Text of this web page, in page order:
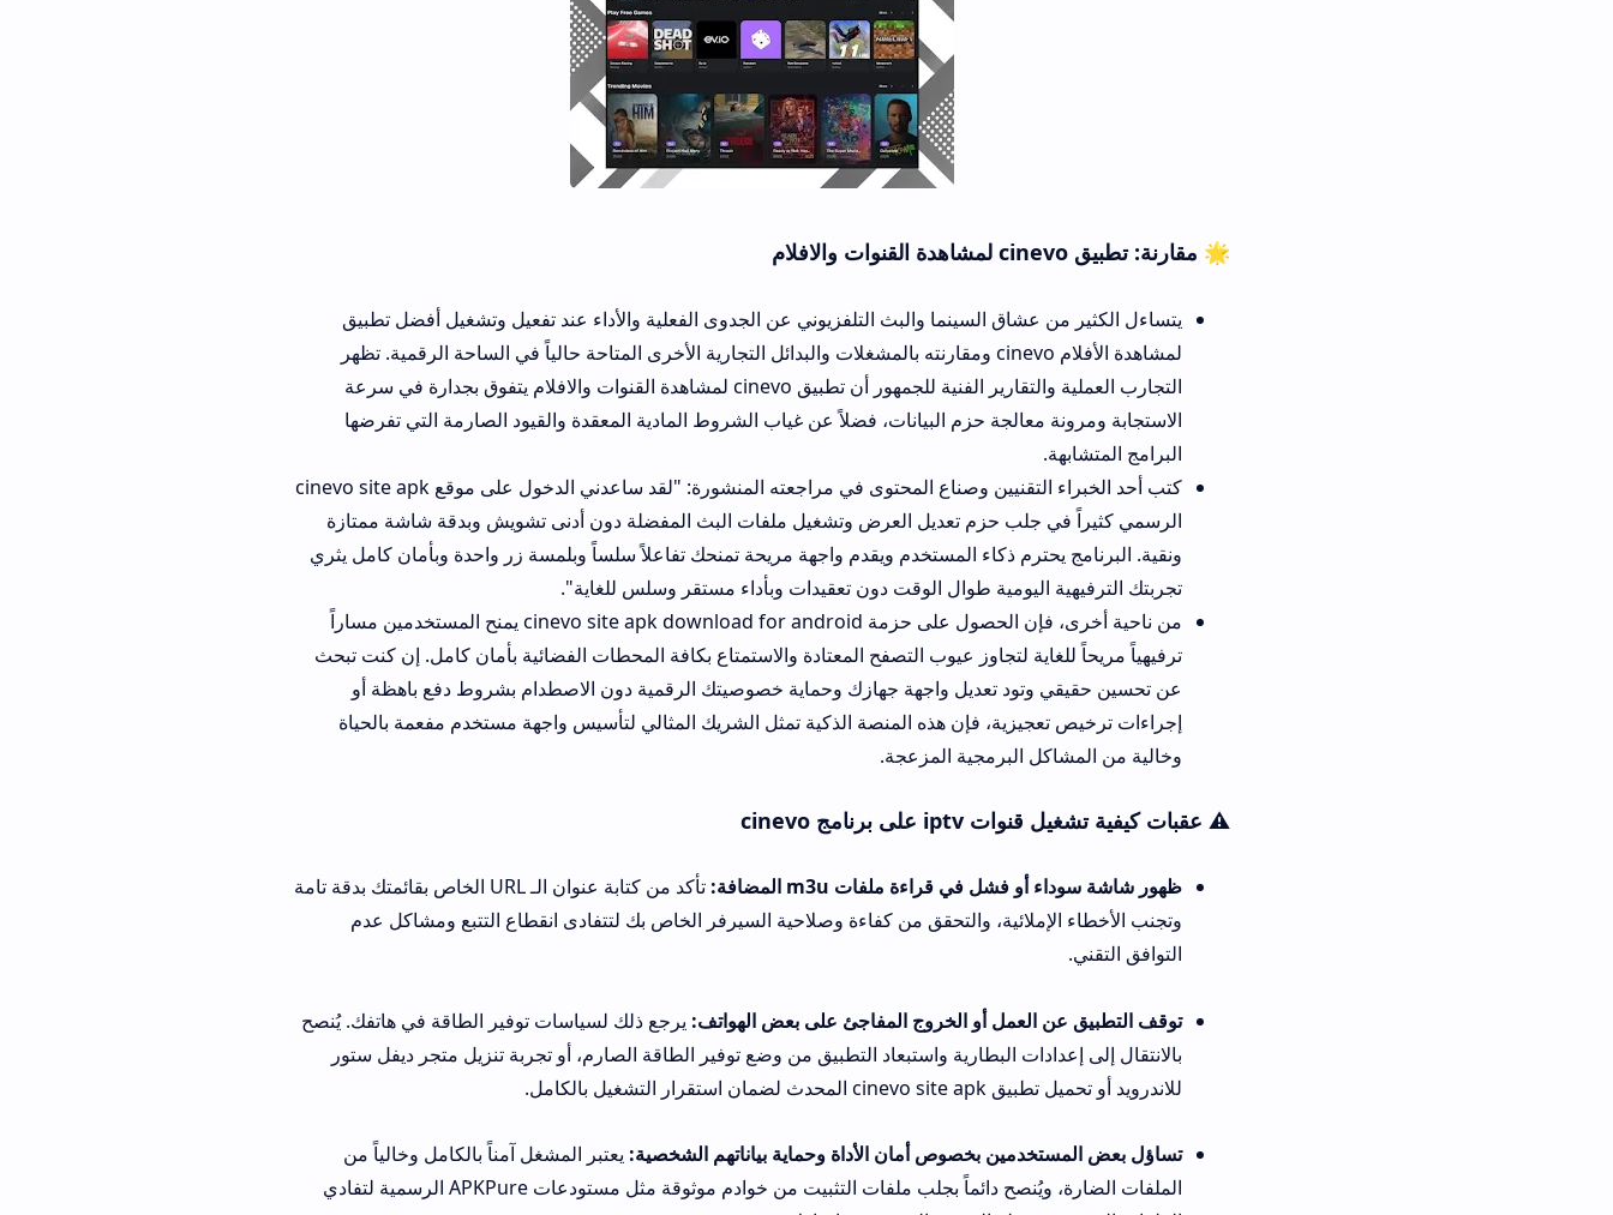
🌟 مقارنة: تطبيق cinevo لمشاهدة القنوات والافلام
يتساءل الكثير من عشاق السينما والبث التلفزيوني عن الجدوى الفعلية والأداء عند تفعيل وتشغيل أفضل تطبيق
لمشاهدة الأفلام cinevo ومقارنته بالمشغلات والبدائل التجارية الأخرى المتاحة حالياً في الساحة الرقمية. تظهر
التجارب العملية والتقارير الفنية للجمهور أن تطبيق cinevo لمشاهدة القنوات والافلام يتفوق بجدارة في سرعة
الاستجابة ومرونة معالجة حزم البيانات، فضلاً عن غياب الشروط المادية المعقدة والقيود الصارمة التي تفرضها
البرامج المتشابهة.
كتب أحد الخبراء التقنيين وصناع المحتوى في مراجعته المنشورة: "لقد ساعدني الدخول على موقع cinevo site apk
الرسمي كثيراً في جلب حزم تعديل العرض وتشغيل ملفات البث المفضلة دون أدنى تشويش وبدقة شاشة ممتازة
ونقية. البرنامج يحترم ذكاء المستخدم ويقدم واجهة مريحة تمنحك تفاعلاً سلساً وبلمسة زر واحدة وبأمان كامل يثري
تجربتك الترفيهية اليومية طوال الوقت دون تعقيدات وبأداء مستقر وسلس للغاية".
من ناحية أخرى، فإن الحصول على حزمة cinevo site apk download for android يمنح المستخدمين مساراً
ترفيهياً مريحاً للغاية لتجاوز عيوب التصفح المعتادة والاستمتاع بكافة المحطات الفضائية بأمان كامل. إن كنت تبحث
عن تحسين حقيقي وتود تعديل واجهة جهازك وحماية خصوصيتك الرقمية دون الاصطدام بشروط دفع باهظة أو
إجراءات ترخيص تعجيزية، فإن هذه المنصة الذكية تمثل الشريك المثالي لتأسيس واجهة مستخدم مفعمة بالحياة
وخالية من المشاكل البرمجية المزعجة.
⚠️ عقبات كيفية تشغيل قنوات iptv على برنامج cinevo
ظهور شاشة سوداء أو فشل في قراءة ملفات m3u المضافة:
تأكد من كتابة عنوان الـ URL الخاص بقائمتك بدقة تامة
وتجنب الأخطاء الإملائية، والتحقق من كفاءة وصلاحية السيرفر الخاص بك لتتفادى انقطاع التتبع ومشاكل عدم
توقف التطبيق عن العمل أو الخروج المفاجئ على بعض الهواتف:يرجع ذلك لسياسات توفير الطاقة في هاتفك. يُنصح
بالانتقال إلى إعدادات البطارية واستبعاد التطبيق من وضع توفير الطاقة الصارم، أو تجربة تنزيل متجر ديفل ستور
للاندرويد أو تحميل تطبيق cinevo site apk المحدث لضمان استقرار التشغيل بالكامل.
تساؤل بعض المستخدمين بخصوص أمان الأداة وحماية بياناتهم الشخصية:يعتبر المشغل آمناً بالكامل وخالياً من
الملفات الضارة، ويُنصح دائماً بجلب ملفات التثبيت من خوادم موثوقة مثل مستودعات APKPure الرسمية لتفادي